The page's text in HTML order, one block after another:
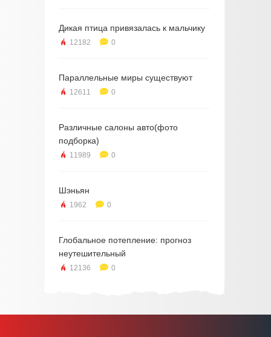
Дикая птица привязалась к мальчику
12182 0
Параллельные миры существуют
12611 0
Различные салоны авто(фото
подборка)
11989 0
Шэньян
1962 0
Глобальное потепление: прогноз
неутешительный
12136 0